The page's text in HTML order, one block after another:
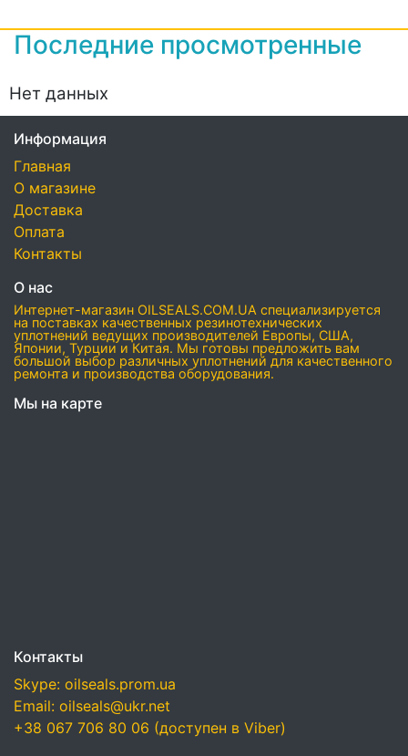
Последние просмотренные
Нет данных
Информация
Главная
О магазине
Доставка
Оплата
Контакты
О нас
Интернет-магазин OILSEALS.COM.UA специализируется
на поставках качественных резинотехнических
уплотнений ведущих производителей Европы, США,
Японии, Турции и Китая. Мы готовы предложить вам
большой выбор различных уплотнений для качественного
ремонта и производства оборудования.
Мы на карте
Контакты
Skype: oilseals.prom.ua
Email: oilseals@ukr.net
+38 067 706 80 06 (доступен в Viber)